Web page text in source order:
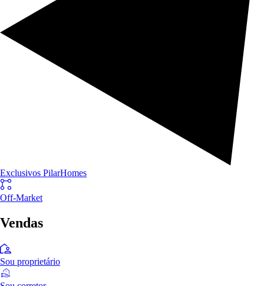
Exclusivos PilarHomes
Off-Market
Vendas
Sou proprietário